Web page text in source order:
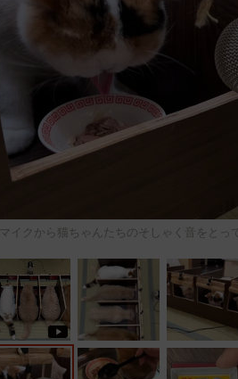
イクから猫ちゃんたちのそしゃく音をとっ